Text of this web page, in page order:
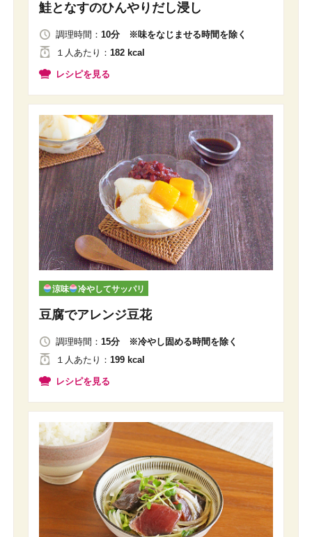
鮭となすのひんやりだし浸し
調理時間： 10分 ※味をなじませる時間を除く
１人あたり ： 182 kcal
レシピを見る
涼味 冷やしてサッパリ
豆腐でアレンジ豆花
調理時間： 15分 ※冷やし固める時間を除く
１人 あたり ： 199 kcal
レシピを見る